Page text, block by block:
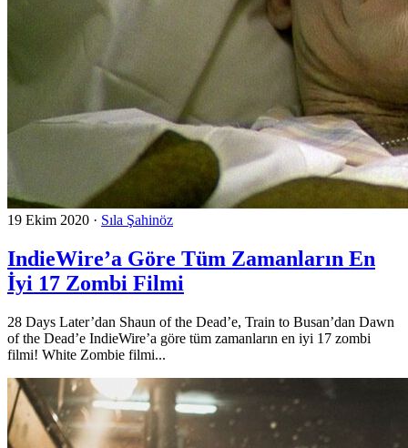
19 Ekim 2020 · Sıla Şahinöz
IndieWire’a Göre Tüm Zamanların En
İyi 17 Zombi Filmi
28 Days Later’dan Shaun of the Dead’e, Train to Busan’dan Dawn
of the Dead’e IndieWire’a göre tüm zamanların en iyi 17 zombi
filmi! White Zombie filmi...